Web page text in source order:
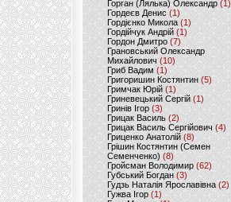
Горган (Лялька) Олександр(1)
Гордеєв Денис (1)
Гордієнко Микола (1)
Гордійчук Андрій (1)
Гордон Дмитро (7)
Грановський Олександр
Михайлович (10)
Гриб Вадим (1)
Григоришин Костянтин (5)
Гримчак Юрій(1)
Гриневецький Сергій(1)
Гринів Ігор (3)
Грицак Василь (2)
Грицак Василь Сергійович (4)
Гриценко Анатолій (8)
Грішин Костянтин (Семен
Семенченко)(8)
Гройсман Володимир(62)
Губський Богдан (3)
Гудзь Наталія Ярославівна(2)
Гужва Ігор (1)